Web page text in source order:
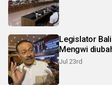
Legislator
Mengwi
Jul 23rd